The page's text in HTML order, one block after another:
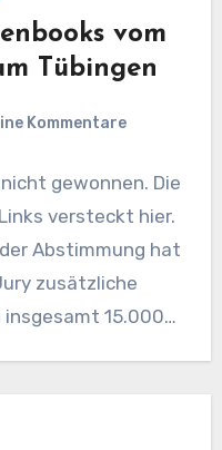
vom
Tübingen
Kommentare
nicht gewonnen. Die
versteckt hier.
Abstimmung hat
zusätzliche
insgesamt 15.000